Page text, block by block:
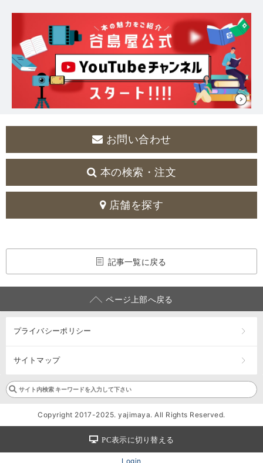
お問い合わせ
本の検索・注文
店舗を探す
記事一覧に戻る
ページ上部へ戻る
プライバシーポリシー
サイトマップ
Copyright 2017-2025. yajimaya. All Rights Reserved.
PC表示に切り替える
Login